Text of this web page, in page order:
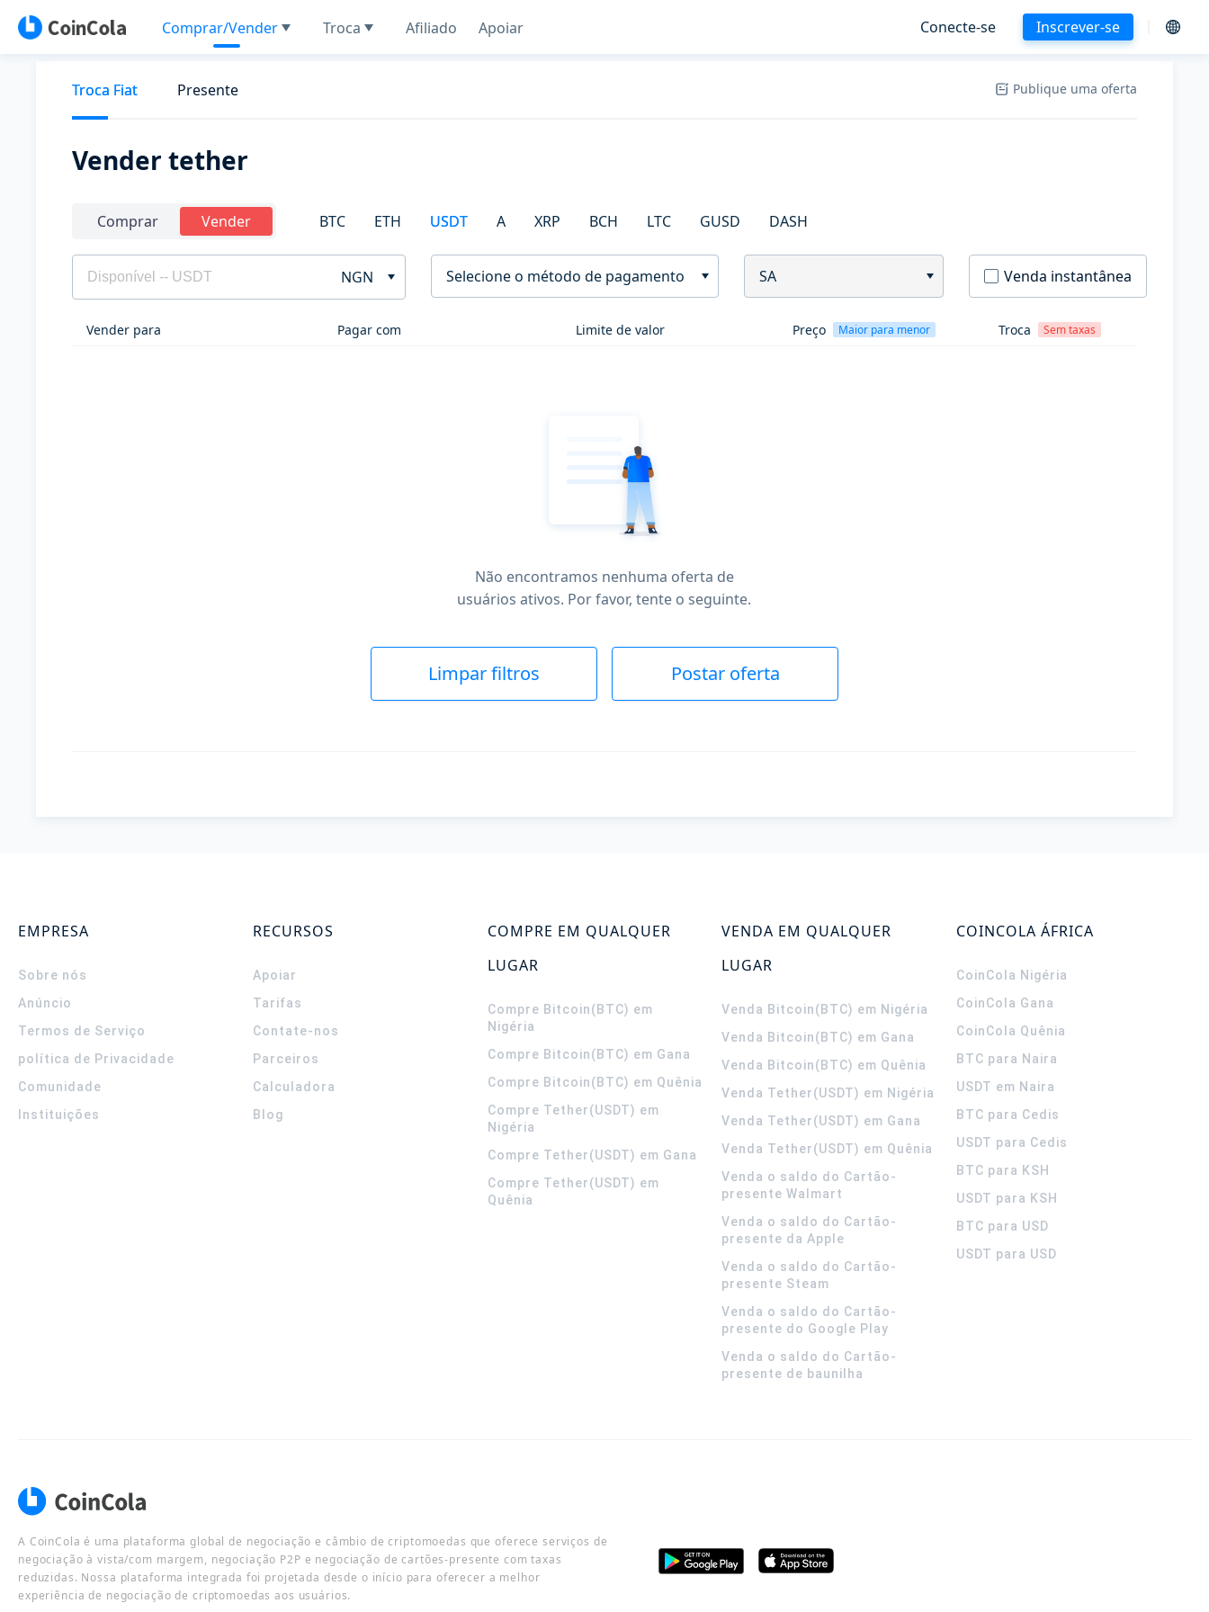
Comprar/Vender Troca Afiliado Apoiar Conecte-se Inscrever-se
Troca Fiat Presente Publique uma oferta
Vender tether
Comprar Vender BTC ETH USDT A XRP BCH LTC GUSD DASH
NGN Selecione o método de pagamento SA Venda instantânea
Vender para Pagar com Limite de valor Preço Maior para menor Troca Sem taxas
Não encontramos nenhuma oferta de
usuários ativos. Por favor, tente o seguinte.
Limpar filtros Postar oferta
EMPRESA
Sobre nós
Anúncio
Termos de Serviço
política de Privacidade
Comunidade
Instituições
RECURSOS
Apoiar
Tarifas
Contate-nos
Parceiros
Calculadora
Blog
COMPRE EM QUALQUER
LUGAR
Compre Bitcoin(BTC) em
Nigéria
Compre Bitcoin(BTC) em Gana
Compre Bitcoin(BTC) em Quênia
Compre Tether(USDT) em
Nigéria
Compre Tether(USDT) em Gana
Compre Tether(USDT) em
Quênia
VENDA EM QUALQUER
LUGAR
Venda Bitcoin(BTC) em Nigéria
Venda Bitcoin(BTC) em Gana
Venda Bitcoin(BTC) em Quênia
Venda Tether(USDT) em Nigéria
Venda Tether(USDT) em Gana
Venda Tether(USDT) em Quênia
Venda o saldo do Cartão-
presente Walmart
Venda o saldo do Cartão-
presente da Apple
Venda o saldo do Cartão-
presente Steam
Venda o saldo do Cartão-
presente do Google Play
Venda o saldo do Cartão-
presente de baunilha
COINCOLA ÁFRICA
CoinCola Nigéria
CoinCola Gana
CoinCola Quênia
BTC para Naira
USDT em Naira
BTC para Cedis
USDT para Cedis
BTC para KSH
USDT para KSH
BTC para USD
USDT para USD
A CoinCola é uma plataforma global de negociação e câmbio de criptomoedas que oferece serviços de
negociação à vista/com margem, negociação P2P e negociação de cartões-presente com taxas
reduzidas. Nossa plataforma integrada foi projetada desde o início para oferecer a melhor
experiência de negociação de criptomoedas aos usuários.